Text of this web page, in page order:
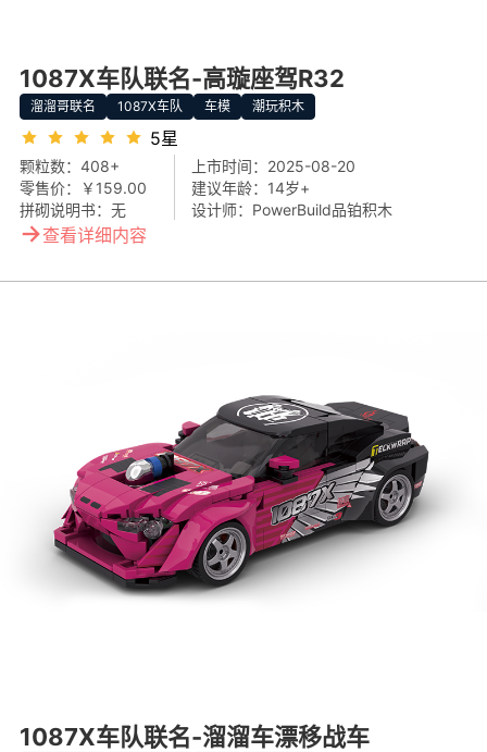
1087X车队联名-高璇座驾R32
溜溜哥联名 1087X车队 车模 潮玩积木
5星
颗粒数： 408+
零售价：
￥159.00
拼砌说明书： 无
上市时间： 2025-08-20
建议年龄： 14岁+
设计师： PowerBuild品铂积木
→查看详细内容
1087X车队联名-溜溜车漂移战车